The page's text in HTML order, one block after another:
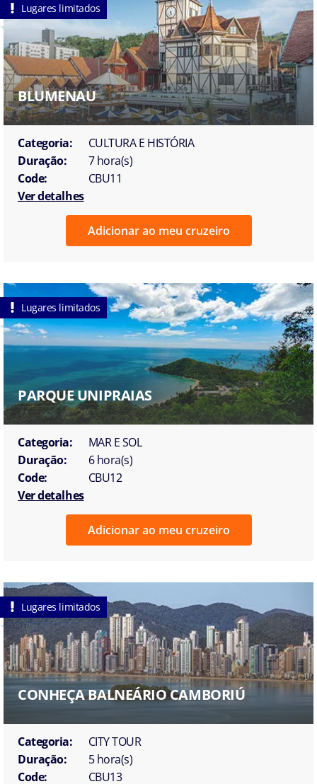
Lugares limitados
BLUMENAU
Categoria:
CULTURA E HISTÓRIA
Duração:
7 hora(s)
Code:
CBU11
Ver detalhes
Adicionar ao meu cruzeiro
Lugares limitados
PARQUE UNIPRAIAS
Categoria:
MAR E SOL
Duração:
6 hora(s)
Code:
CBU12
Ver detalhes
Adicionar ao meu cruzeiro
Lugares limitados
CONHEÇA BALNEÁRIO CAMBORIÚ
Categoria:
CITY TOUR
Duração:
5 hora(s)
Code:
CBU13